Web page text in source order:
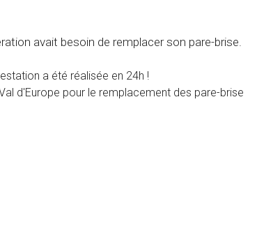
avait besoin de remplacer son pare-brise.
a été réalisée en 24h !
d'Europe pour le remplacement des pare-brise